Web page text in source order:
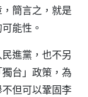
簡言之，就是
能性。
進黨，也不另
台」政策，為
不但可以鞏固李